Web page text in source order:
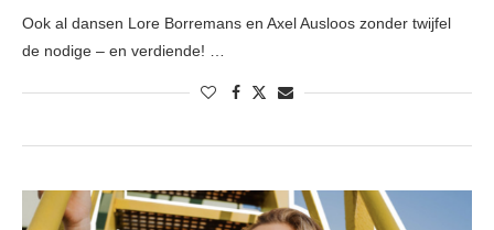
Ook al dansen Lore Borremans en Axel Ausloos zonder twijfel
de nodige – en verdiende! …